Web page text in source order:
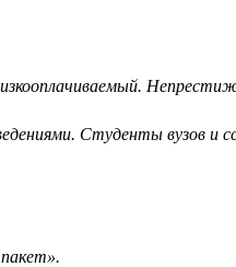
Студенты вузов